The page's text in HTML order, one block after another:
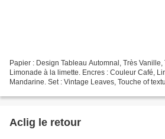
Papier : Design Tableau Automnal, Très Vanille,
Limonade à la limette. Encres : Couleur Café,
Mandarine. Set : Vintage Leaves, Touche of
Aclig le retour